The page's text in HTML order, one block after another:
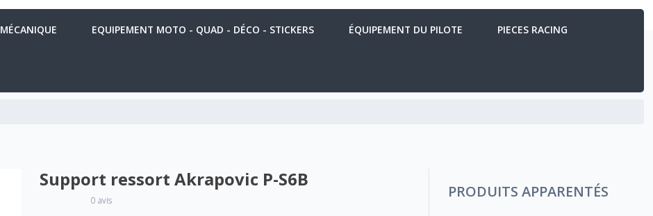
MÉCANIQUE EQUIPEMENT MOTO - QUAD - DÉCO - STICKERS ÉQUIPEMENT DU PILOTE PIECES RACING
Support ressort Akrapovic P-S6B
0 avis PRODUITS APPARENTÉS